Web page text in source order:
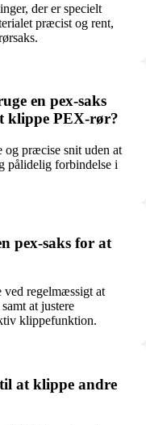
der er specielt
præcist og rent,
en pex-saks
klippe PEX-rør?
og præcise snit uden at
pålidelig forbindelse i
pex-saks for at
ved regelmæssigt at
at justere
klippefunktion.
at klippe andre